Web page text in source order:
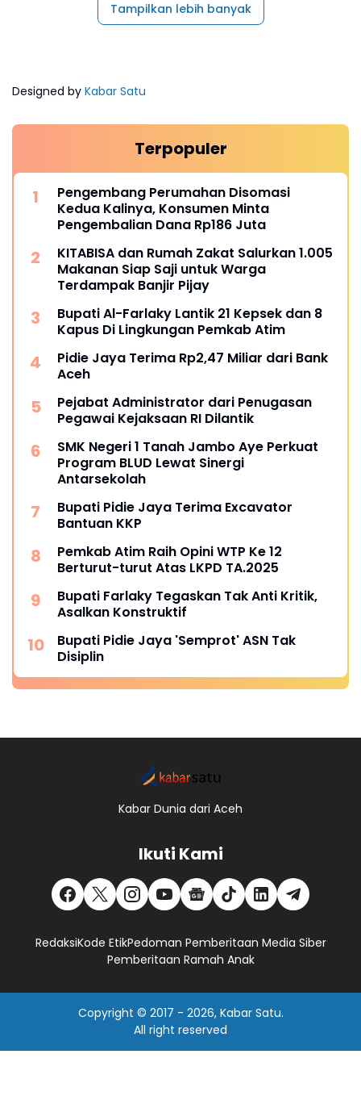
Tampilkan lebih banyak
Designed by Kabar Satu
Terpopuler
Pengembang Perumahan Disomasi
Kedua Kalinya, Konsumen Minta
Pengembalian Dana Rp186 Juta
KITABISA dan Rumah Zakat Salurkan 1.005
Makanan Siap Saji untuk Warga
Terdampak Banjir Pijay
Bupati Al-Farlaky Lantik 21 Kepsek dan 8
Kapus Di Lingkungan Pemkab Atim
Pidie Jaya Terima Rp2,47 Miliar dari Bank
Aceh
Pejabat Administrator dari Penugasan
Pegawai Kejaksaan RI Dilantik
SMK Negeri 1 Tanah Jambo Aye Perkuat
Program BLUD Lewat Sinergi
Antarsekolah
Bupati Pidie Jaya Terima Excavator
Bantuan KKP
Pemkab Atim Raih Opini WTP Ke 12
Berturut-turut Atas LKPD TA.2025
Bupati Farlaky Tegaskan Tak Anti Kritik,
Asalkan Konstruktif
Bupati Pidie Jaya 'Semprot' ASN Tak
Disiplin
Kabar Dunia dari Aceh
Ikuti Kami
RedaksiKode EtikPedoman Pemberitaan Media Siber
Pemberitaan Ramah Anak
Copyright © 2017 - 2026, Kabar Satu.
All right reserved